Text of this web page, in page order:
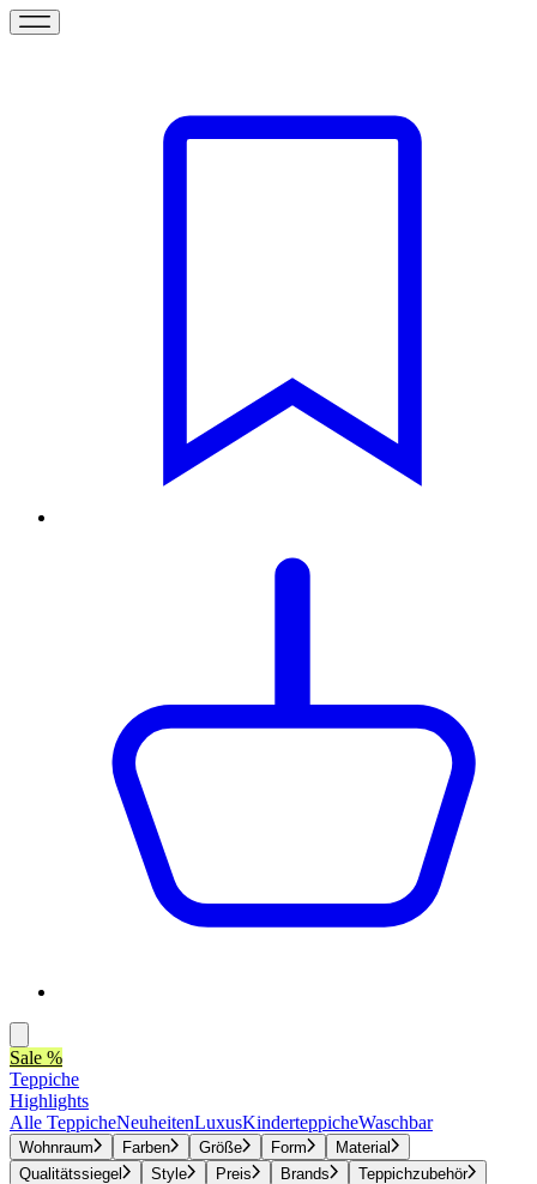
Sale %
Teppiche
Highlights
Alle TeppicheNeuheitenLuxusKinderteppicheWaschbar
Wohnraum Farben Größe Form
Material
Qualitätssiegel
Style Preis Brands Teppichzubehör